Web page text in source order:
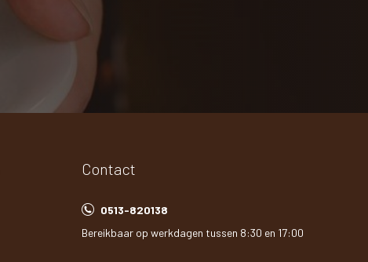
Contact
0513-820138
Bereikbaar op werkdagen tussen 8:30 en 17:00